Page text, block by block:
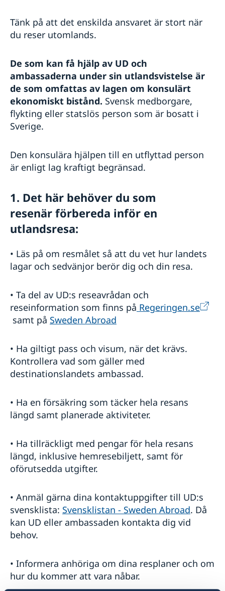
Tänk på att det enskilda ansvaret är stort när
du reser utomlands.
De som kan få hjälp av UD och
ambassaderna under sin utlandsvistelse är
de som omfattas av lagen om konsulärt
ekonomiskt bistånd. Svensk medborgare,
flykting eller statslös person som är bosatt i
Sverige.
Den konsulära hjälpen till en utflyttad person
är enligt lag kraftigt begränsad.
1. Det här behöver du som
resenärförbereda inför en
utlandsresa:
• Läs på om resmålet så att du vet hur landets
lagar och sedvänjor berör dig och din resa.
• Ta del av UD:s reseavrådan och
reseinformation som finns på Regeringen.se
samt på Sweden Abroad
• Ha giltigt pass och visum, när det krävs.
Kontrollera vad som gäller med
destinationslandets ambassad.
• Ha en försäkring som täcker hela resans
längd samt planerade aktiviteter.
• Ha tillräckligt med pengar för hela resans
längd, inklusive hemresebiljett, samt för
oförutsedda utgifter.
• Anmäl gärna dina kontaktuppgifter till UD:s
svensklista: Svensklistan - Sweden Abroad. Då
kan UD eller ambassaden kontakta dig vid
behov.
• Informera anhöriga om dina resplaner och om
hur du kommer att vara nåbar.